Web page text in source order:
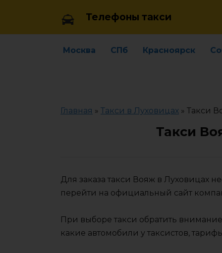
Телефоны такси
Москва СПб Красноярск
Главная » Такси в Луховицах » Такси
Такси
Для заказа такси Вояж в Луховицах
перейти на официальный сайт
При выборе такси обратить
какие автомобили у таксистов,